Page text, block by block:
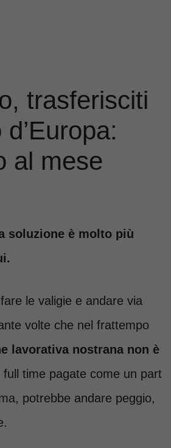
trasferisciti
al mese
soluzione è molto più
le valigie e andare via
volte che nel frattempo
lavorativa nostrana non è
time pagate come un part
potrebbe andare peggio,